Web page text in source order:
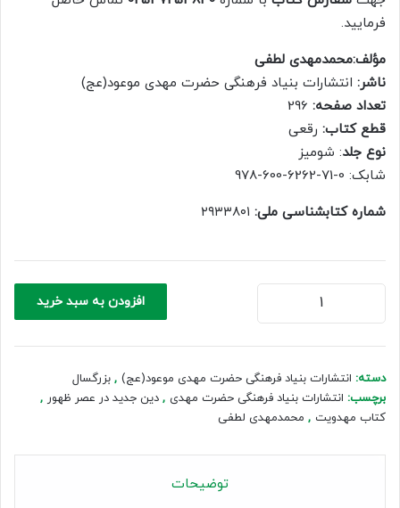
500,000 ریال.
فرمایید.
مؤلف:محمدمهدی لطفی
ناشر: انتشارات بنیاد فرهنگی حضرت مهدی موعود(عج)
تعداد صفحه:
قطع کتاب: رقعی
نوع جلد: شومیز
شابک: 0-71-6262-600-978
شماره کتابشناسی ملی:
دین
در
عصر
عدد
افزودن به سبد خرید
دسته: انتشارات بنیاد فرهنگی حضرت مهدی موعود(عج) , بزرگسال
برچسب: انتشارات بنیاد فرهنگی حضرت مهدی , دین جدید در عصر ظهور ,
کتاب مهدویت , محمدمهدی لطفی
توضیحات